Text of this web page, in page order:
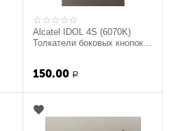
Alcatel IDOL 4S (6070K)
Толкатели боковых кнопок
150.00 Р